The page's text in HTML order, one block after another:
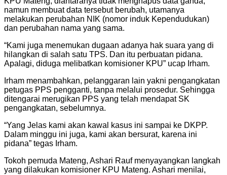
namun membuat data tersebut berubah, utamanya
melakukan perubahan NIK (nomor induk Kependudukan)
dan perubahan nama yang sama.
“Kami juga menemukan dugaan adanya hak suara yang di
hilangkan di salah satu TPS. Dan itu perbuatan pidana.
Apalagi, diduga melibatkan komisioner KPU” ucap Irham.
Irham menambahkan, pelanggaran lain yakni pengangkatan
petugas PPS pengganti, tanpa melalui prosedur. Sehingga
ditengarai merugikan PPS yang telah mendapat SK
pengangkatan, sebelumnya.
“Yang Jelas kami akan kawal kasus ini sampai ke DKPP.
Dalam minggu ini juga, kami akan bersurat, karena ini
pidana” tegas Irham.
Tokoh pemuda Mateng, Ashari Rauf menyayangkan langkah
yang dilakukan komisioner KPU Mateng. Ashari menilai,